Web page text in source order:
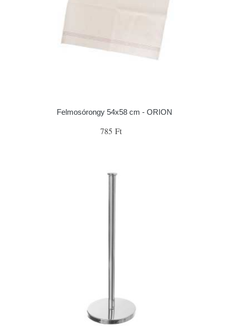
Felmosórongy 54x58 cm - ORION
785 Ft